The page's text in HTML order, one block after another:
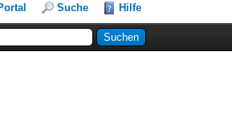
Suche Hilfe